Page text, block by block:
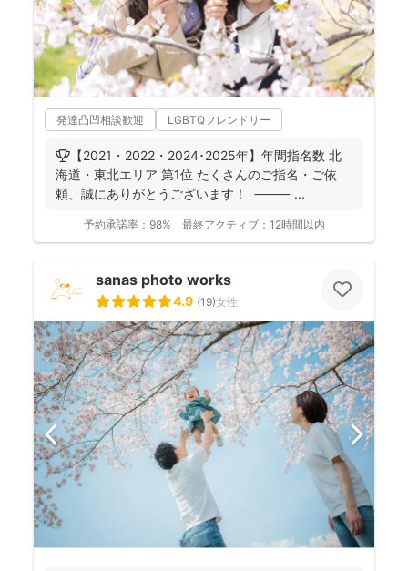
発達凸凹相談歓迎 LGBTQフレンドリー
🏆【2021・2022・2024･2025年】年間指名数 北
海道・東北エリア 第1位 たくさんのご指名・ご依
頼、誠にありがとうございます！ ⸻ ...
予約承諾率： 98% 最終アクティブ： 12時間以内
sanas photo works
4.9 (19)女性